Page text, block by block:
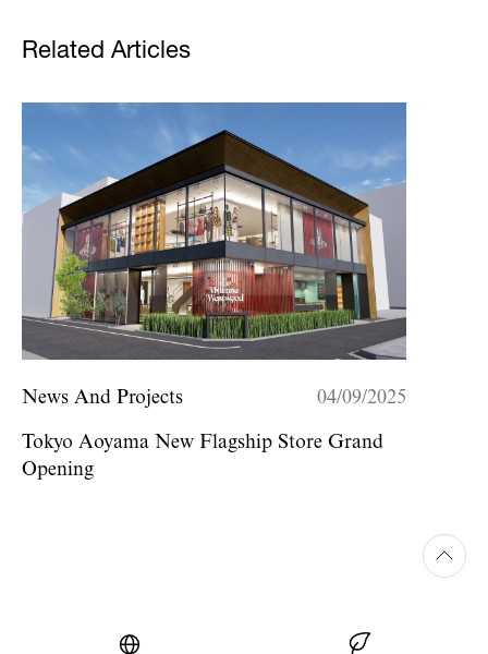
Related Articles
News And Projects 04/09/2025
Tokyo Aoyama New Flagship Store Grand
Opening